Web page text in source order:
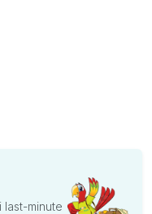
last-minute